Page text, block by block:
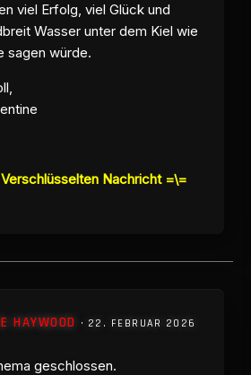
viel Erfolg, viel Glück und
Wasser unter dem Kiel wie
sagen würde.
Nachricht =\=
HAYWOOD
22. FEBRUAR 2026
geschlossen.